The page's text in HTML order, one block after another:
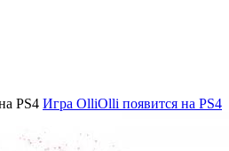
Игра OlliOlli появится на PS4